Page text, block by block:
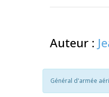
Auteur :
Général d'armée